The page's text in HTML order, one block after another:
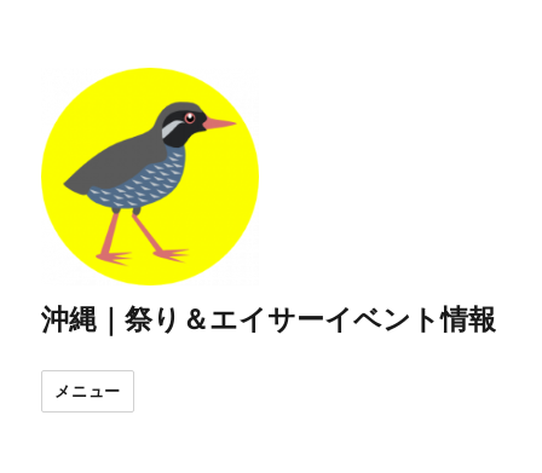
沖縄｜祭り＆エイサーイベント情報
メニュー